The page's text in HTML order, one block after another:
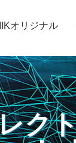
オリジナル
ク